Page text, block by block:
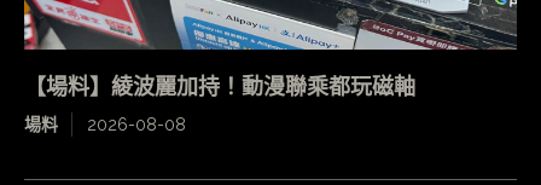
【場料】綾波麗加持！動漫聯乘都玩磁軸
場料 2026-08-08